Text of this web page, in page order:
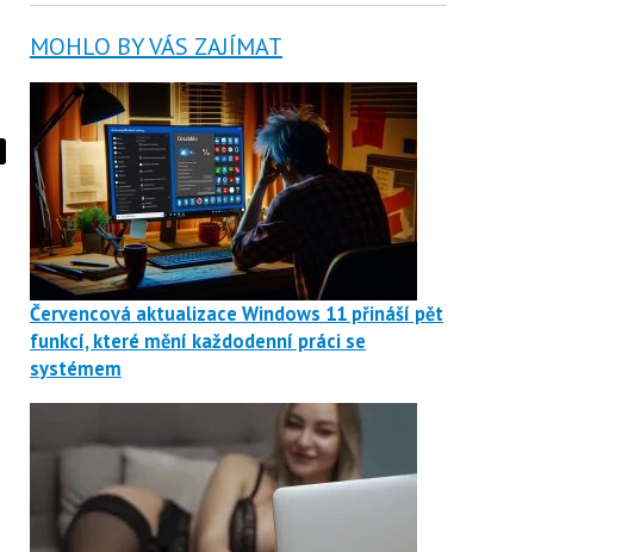
MOHLO BY VÁS ZAJÍMAT
Červencová aktualizace Windows 11 přináší pět
funkcí, které mění každodenní práci se
systémem